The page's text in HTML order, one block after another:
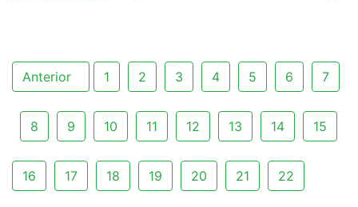
Anterior 1 2 3 4 5 6 7
8 9 10 11 12 13 14 15
16 17 18 19 20 21 22